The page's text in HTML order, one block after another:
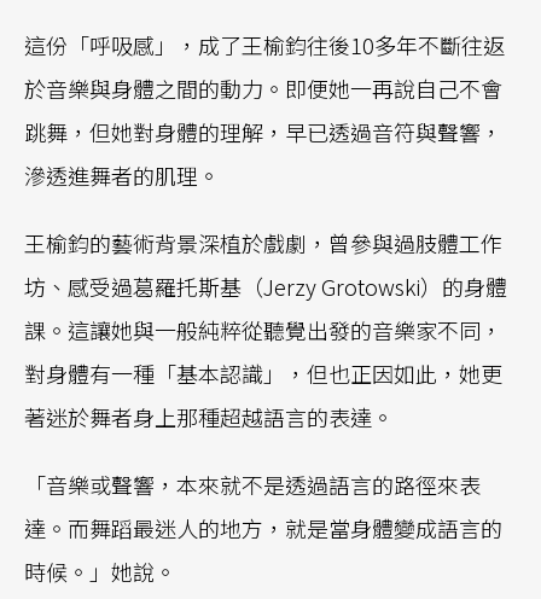
這份「呼吸感」，成了王榆鈞往後10多年不斷往返
於音樂與身體之間的動力。即便她一再說自己不會
跳舞，但她對身體的理解，早已透過音符與聲響，
滲透進舞者的肌理。
王榆鈞的藝術背景深植於戲劇，曾參與過肢體工作
坊、感受過葛羅托斯基（Jerzy Grotowski）的身體
課。這讓她與一般純粹從聽覺出發的音樂家不同，
對身體有一種「基本認識」，但也正因如此，她更
著迷於舞者身上那種超越語言的表達。
「音樂或聲響，本來就不是透過語言的路徑來表
達。而舞蹈最迷人的地方，就是當身體變成語言的
時候。」她說。